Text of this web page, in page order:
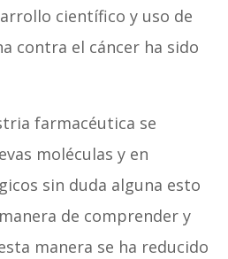
científico y uso de
contra el cáncer ha sido
farmacéutica se
moléculas y en
sin duda alguna esto
de comprender y
manera se ha reducido